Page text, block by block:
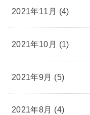
2021年11月 (4)
2021年10月 (1)
2021年9月 (5)
2021年8月 (4)